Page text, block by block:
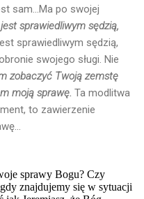
sam...Ma po swojej
sprawiedliwym sędzią,
sprawiedliwym sędzią,
swojego sługi. Nie
zobaczyć Twoją zemstę
moją sprawę. Ta modlitwa
to zawierzenie
sprawy Bogu? Czy
znajdujemy się w sytuacji